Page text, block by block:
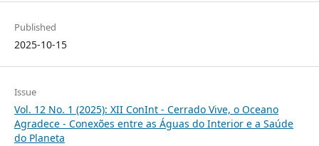
Published
2025-10-15
Issue
Vol. 12 No. 1 (2025): XII ConInt - Cerrado Vive, o Oceano
Agradece - Conexões entre as Águas do Interior e a Saúde
do Planeta